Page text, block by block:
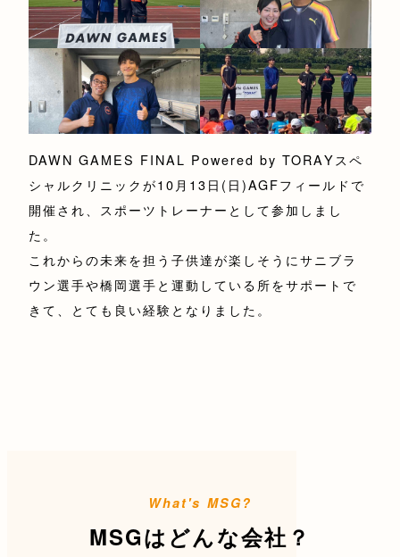
DAWN GAMES FINAL Powered by TORAYスペ
シャルクリニックが10月13日(日)AGFフィールドで
開催され、スポーツトレーナーとして参加しまし
た。
これからの未来を担う子供達が楽しそうにサニブラ
ウン選手や橋岡選手と運動している所をサポートで
きて、とても良い経験となりました。
MSGはどんな会社？